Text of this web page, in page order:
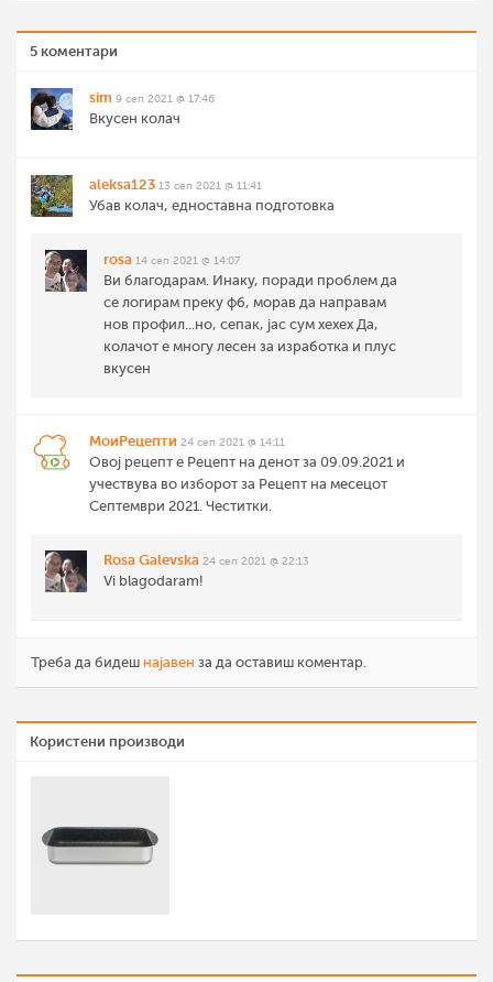
5 коментари
sim 9 сеп 2021 @ 17:46
Вкусен колач
aleksa123 13 сеп 2021 @ 11:41
Убав колач, едноставна подготовка
rosa 14 сеп 2021 @ 14:07
Ви благодарам. Инаку, поради проблем да
се логирам преку фб, морав да направам
нов профил...но, сепак, јас сум хехех Да,
колачот е многу лесен за изработка и плус
вкусен
МоиРецепти 24 сеп 2021 @ 14:11
Овој рецепт е Рецепт на денот за 09.09.2021 и
учествува во изборот за Рецепт на месецот
Септември 2021. Честитки.
Rosa Galevska 24 сеп 2021 @ 22:13
Vi blagodaram!
Треба да бидеш најавен за да оставиш коментар.
Користени производи